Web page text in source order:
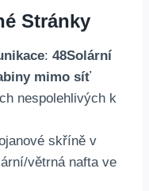
Stránky
: 48Solární
mimo síť
nespolehlivých k
skříně v
větrná nafta ve